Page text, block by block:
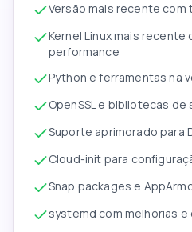
Versão mais recente
Kernel Linux mais recente
performance
Python e ferramentas na
OpenSSL e bibliotecas
Suporte aprimorado para
Cloud-init para
Snap packages e
systemd com melhorias